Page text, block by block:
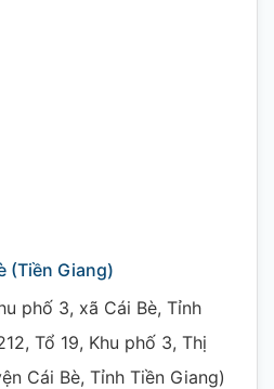
(Tiền Giang)
phố 3, xã Cái Bè, Tỉnh
Tổ 19, Khu phố 3, Thị
Cái Bè, Tỉnh Tiền Giang)